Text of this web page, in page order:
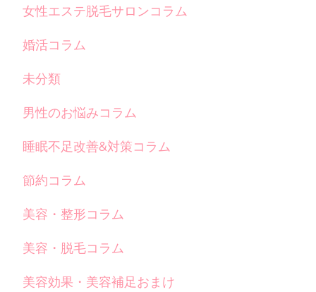
女性エステ脱毛サロンコラム
婚活コラム
未分類
男性のお悩みコラム
睡眠不足改善&対策コラム
節約コラム
美容・整形コラム
美容・脱毛コラム
美容効果・美容補足おまけ